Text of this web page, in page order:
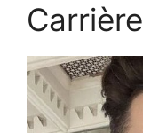
Carrière